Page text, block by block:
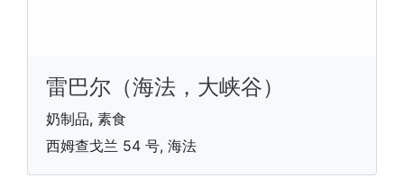
雷巴尔（海法，大峡谷）
奶制品, 素食
西姆查戈兰 54 号, 海法